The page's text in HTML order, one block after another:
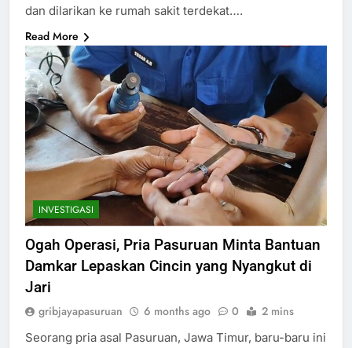
dan dilarikan ke rumah sakit terdekat….
Read More
INVESTIGASI
Ogah Operasi, Pria Pasuruan Minta Bantuan
Damkar Lepaskan Cincin yang Nyangkut di
Jari
gribjayapasuruan 6 months ago 0 2 mins
Seorang pria asal Pasuruan, Jawa Timur, baru-baru ini